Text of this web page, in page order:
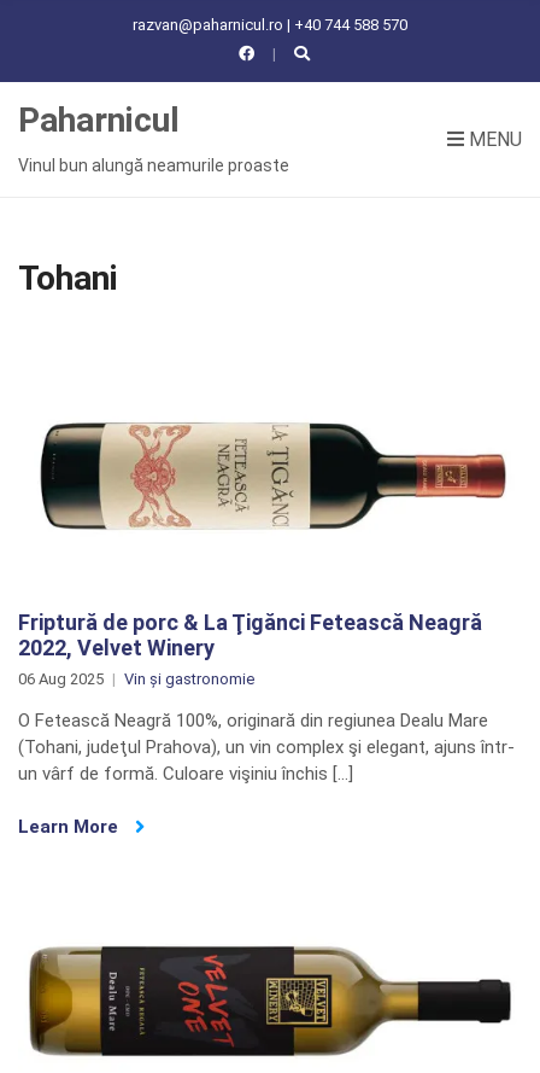
razvan@paharnicul.ro | +40 744 588 570
R
Paharnicul
Vinul bun alungă neamurile proaste
MENU
Tohani
Friptură de porc & La Ţigănci Fetească Neagră
2022, Velvet Winery
06 Aug 2025 Vin și gastronomie
O Fetească Neagră 100%, originară din regiunea Dealu Mare
(Tohani, judeţul Prahova), un vin complex şi elegant, ajuns într-
un vârf de formă. Culoare vişiniu închis […]
Learn More